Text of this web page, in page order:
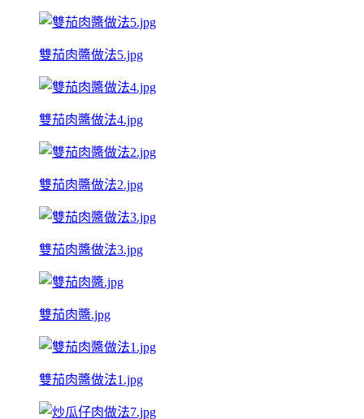
雙茄肉醬做法5.jpg
雙茄肉醬做法4.jpg
雙茄肉醬做法2.jpg
雙茄肉醬做法3.jpg
雙茄肉醬.jpg
雙茄肉醬做法1.jpg